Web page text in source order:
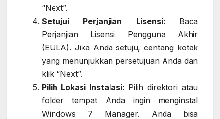
“Next”.
Setujui Perjanjian Lisensi: Baca
Perjanjian Lisensi Pengguna Akhir
(EULA). Jika Anda setuju, centang kotak
yang menunjukkan persetujuan Anda dan
klik “Next”.
Pilih Lokasi Instalasi: Pilih direktori atau
folder tempat Anda ingin menginstal
Windows 7 Manager. Anda bisa